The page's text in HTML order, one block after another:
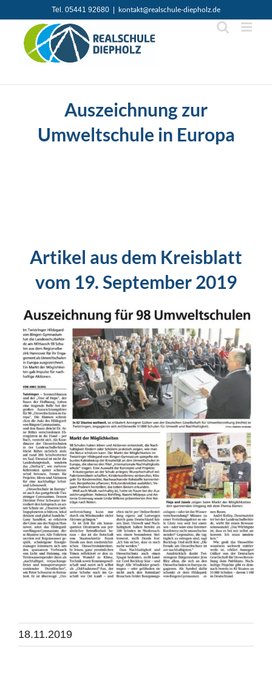
Inhalt
springen
Tel. 05441 92680 kontakt@realschule-diepholz.de
Auszeichnung zur
Umweltschule in Europa
Artikel aus dem Kreisblatt
vom 19. September 2019
18.11.2019